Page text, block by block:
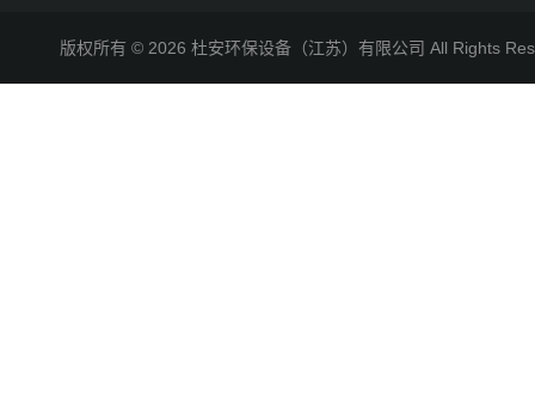
版权所有 © 2026 杜安环保设备（江苏）有限公司 All Rights